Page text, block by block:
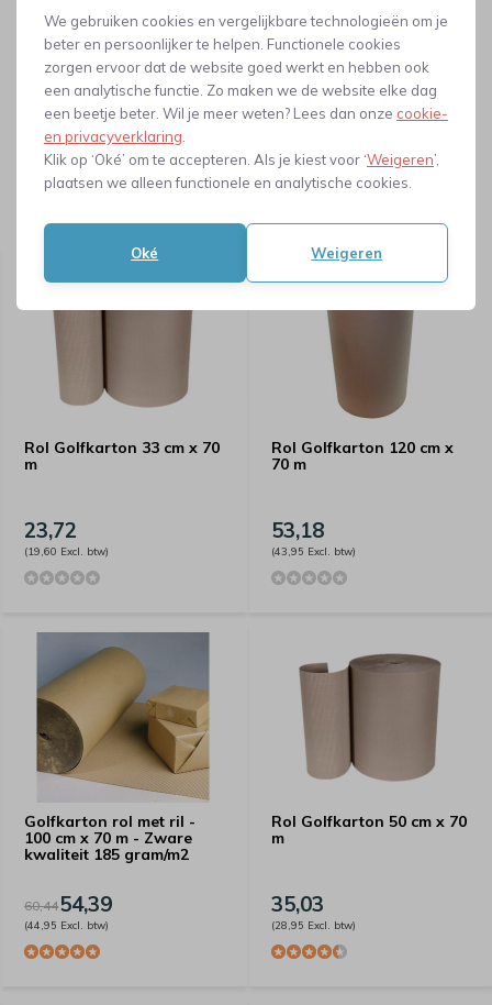
Dit artikel kunnen wij voor je produceren
Dit artikel ligt niet op voorraad in ons magazijn, maar kunnen
wij laten produceren.
Neem contact met ons op
We gebruiken cookies en vergelijkbare technologieën om je
beter en persoonlijker te helpen. Functionele cookies
zorgen ervoor dat de website goed werkt en hebben ook
een analytische functie. Zo maken we de website elke dag
een beetje beter. Wil je meer weten? Lees dan onze cookie-
en privacyverklaring
Klik op ‘Oké’ om te accepteren. Als je kiest voor ‘Weigeren’,
plaatsen we alleen functionele en analytische cookies.
Oké Weigeren
Gerelateerde producten
Rol Golfkarton 33 cm x 70
m
23,72
(19,60 Excl. btw)
Rol Golfkarton 120 cm x
70 m
53,18
(43,95 Excl. btw)
Golfkarton rol met ril -
100 cm x 70 m - Zware
kwaliteit 185 gram/m2
60,4454,39
(44,95 Excl. btw)
Rol Golfkarton 50 cm x 70
m
35,03
(28,95 Excl. btw)